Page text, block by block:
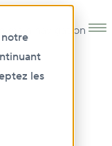
notre
les
main navigation